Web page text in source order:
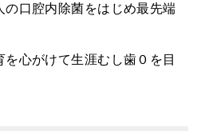
口腔内除菌をはじめ最先端
心がけて生涯むし歯０を目